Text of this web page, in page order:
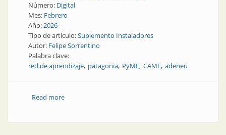
Número: Digital
Mes: Febrero
Año:2026
Tipo de artículo:Suplemento Instaladores
Autor: Felipe Sorrentino
Palabra clave:
red de aprendizaje patagonia PyME CAME adeneu
Read moreabout Se consolida la primera red de aprendizaje en